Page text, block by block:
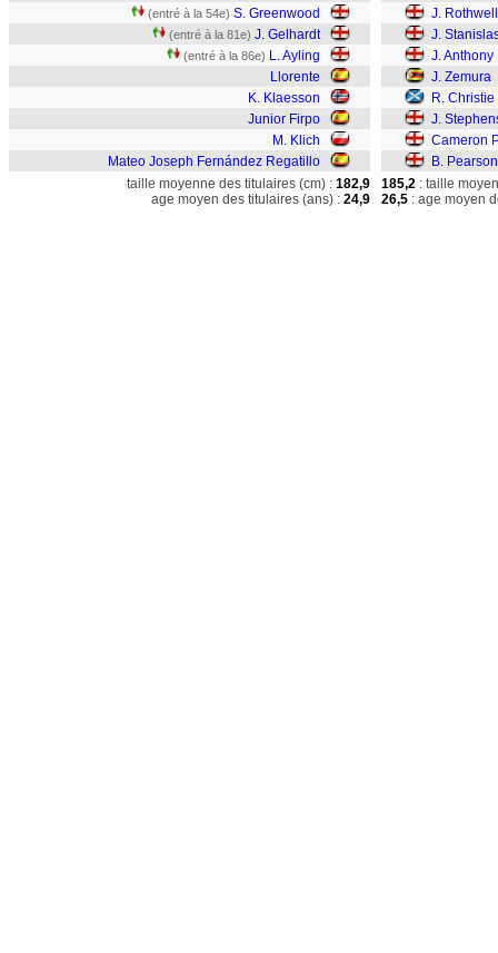
(entré à la 54e) S. Greenwood
(entré à la 81e) J. Gelhardt
(entré à la 86e) L. Ayling
Llorente
K. Klaesson
Junior Firpo
M. Klich
Mateo Joseph Fernández Regatillo
J. Rothwell
J.
J. Anthony
J. Zemura
R. Christie
J.
Cameron
B. Pearson
taille moyenne des titulaires (cm) : 182,9
age moyen des titulaires (ans) : 24,9
185,2 : taille
26,5 : age moyen